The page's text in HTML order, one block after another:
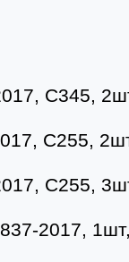
С345,
С255,
С255,
2017,